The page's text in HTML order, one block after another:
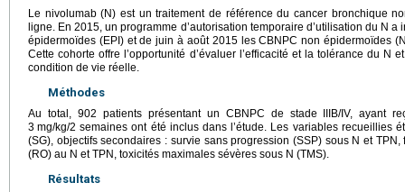
Le nivolumab (N) est un traitement de référence du cancer bronchique
ligne. En 2015, un programme d’autorisation temporaire d’utilisation du N
épidermoïdes (EPI) et de juin à août 2015 les CBNPC non épidermoïdes
Cette cohorte offre l’opportunité d’évaluer l’efficacité et la tolérance du N
condition de vie réelle.
Méthodes
Au total, 902 patients présentant un CBNPC de stade IIIB/IV, ayant
3 mg/kg/2 semaines ont été inclus dans l’étude. Les variables recueillies
(SG), objectifs secondaires : survie sans progression (SSP) sous N et
(RO) au N et TPN, toxicités maximales sévères sous N (TMS).
Résultats